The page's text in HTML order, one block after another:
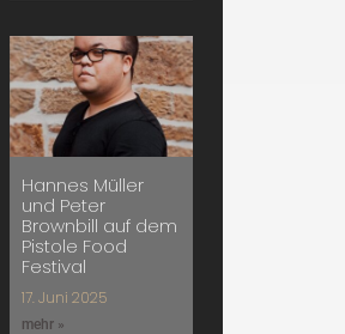
Hannes Müller
und Peter
Brownbill auf dem
Pistole Food
Festival
17. Juni 2025
mehr »